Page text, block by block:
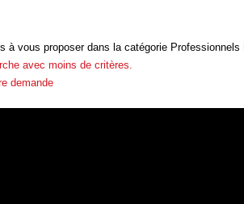
à vous proposer dans la catégorie
avec moins de critères.
demande